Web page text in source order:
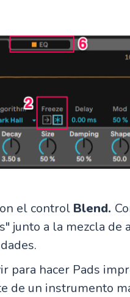
el control Blend.
junto a la mezcla de
para hacer Pads
de un instrumento